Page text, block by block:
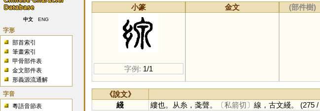
中文 ENG
字形
部首索引
筆畫索引
甲骨部件表
金文部件表
形義源流通解
字音
粵語音節表
小篆
字例: 1/1
金文 (部件樹)
《說文》
綫
縷也。从糸，戔聲。 〔私箭切〕 線，古文綫。 (275